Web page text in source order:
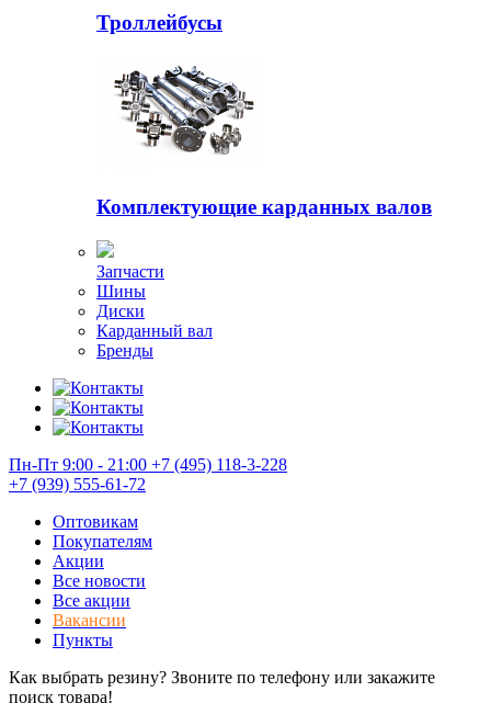
Троллейбусы
Комплектующие карданных валов
Запчасти
Шины
Диски
Карданный вал
Бренды
Пн-Пт 9:00 - 21:00 +7 (495) 118-3-228
+7 (939) 555-61-72
Оптовикам
Покупателям
Акции
Все новости
Все акции
Вакансии
Пункты
Как выбрать резину? Звоните по телефону или закажите
поиск товара!